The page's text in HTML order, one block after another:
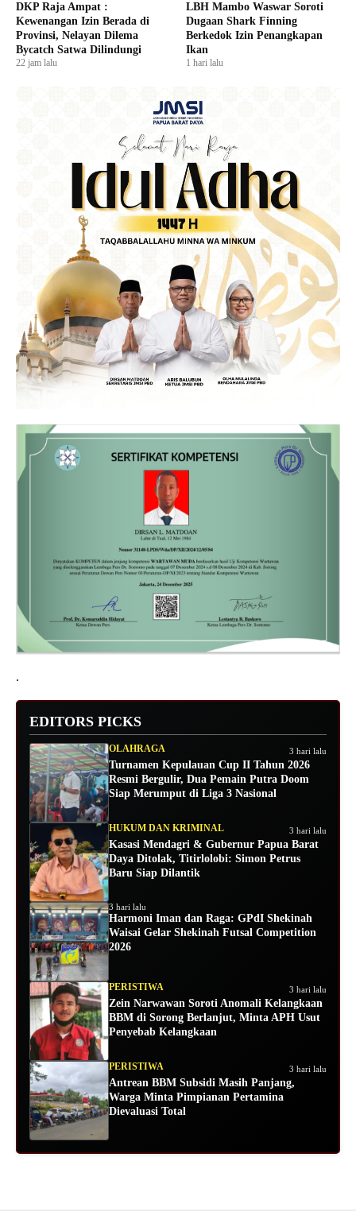
DKP Raja Ampat :
Kewenangan Izin Berada di
Provinsi, Nelayan Dilema
Bycatch Satwa Dilindungi
22 jam lalu
LBH Mambo Waswar Soroti
Dugaan Shark Finning
Berkedok Izin Penangkapan
Ikan
1 hari lalu
.
EDITORS PICKS
OLAHRAGA 3 hari lalu
Turnamen Kepulauan Cup II Tahun 2026
Resmi Bergulir, Dua Pemain Putra Doom
Siap Merumput di Liga 3 Nasional
HUKUM DAN KRIMINAL 3 hari lalu
Kasasi Mendagri & Gubernur Papua Barat
Daya Ditolak, Titirlolobi: Simon Petrus
Baru Siap Dilantik
3 hari lalu
Harmoni Iman dan Raga: GPdI Shekinah
Waisai Gelar Shekinah Futsal Competition
2026
PERISTIWA 3 hari lalu
Zein Narwawan Soroti Anomali Kelangkaan
BBM di Sorong Berlanjut, Minta APH Usut
Penyebab Kelangkaan
PERISTIWA 3 hari lalu
Antrean BBM Subsidi Masih Panjang,
Warga Minta Pimpianan Pertamina
Dievaluasi Total